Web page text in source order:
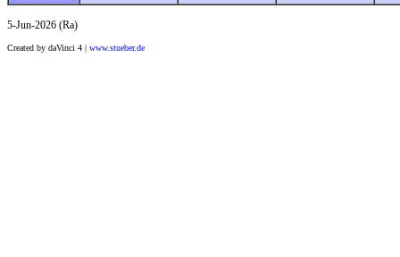
5-Jun-2026 (Ra)
Created by daVinci 4 | www.stueber.de